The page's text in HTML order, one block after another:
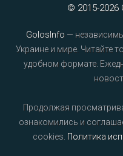
© 2015-2026
GolosInfo —
Украине и мире. Читайте
удобном формате.
Продолжая
ознакомились и
cookies. Политика